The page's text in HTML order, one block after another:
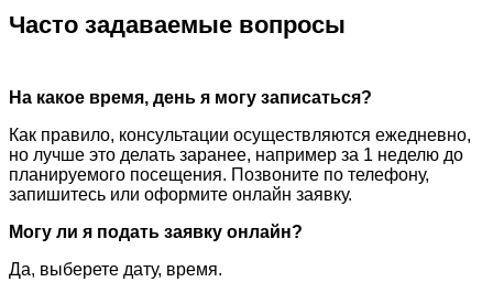
Часто задаваемые вопросы
На какое время, день я могу записаться?
Как правило, консультации осуществляются ежедневно,
но лучше это делать заранее, например за 1 неделю до
планируемого посещения. Позвоните по телефону,
запишитесь или оформите онлайн заявку.
Могу ли я подать заявку онлайн?
Да, выберете дату, время.